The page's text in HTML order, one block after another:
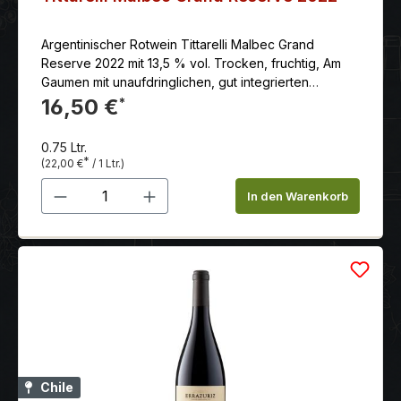
Argentinischer Rotwein Tittarelli Malbec Grand
Reserve 2022 mit 13,5 % vol. Trocken, fruchtig, Am
Gaumen mit unaufdringlichen, gut integrierten
Tanninen und feiner, klaren Struktur. Angenehm weich
und lang im Abgang
16,50 €*
0.75 Ltr.
(22,00 €* / 1 Ltr.)
Produkt Anzahl: Gib denIn den Warenkorb
Chile